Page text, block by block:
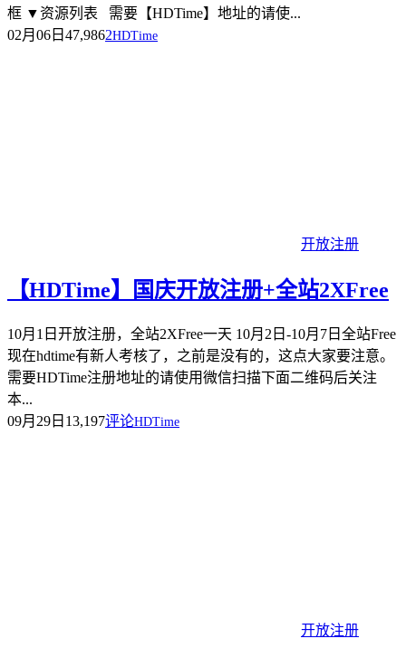
框 ▼资源列表 需要【HDTime】地址的请使...
02月06日 47,9862HDTime
开放注册
【HDTime】国庆开放注册+全站2XFree
​10月1日开放注册，全站2XFree一天 10月2日-10月7日全站Free
现在hdtime有新人考核了，之前是没有的，这点大家要注意。
需要HDTime注册地址的请使用微信扫描下面二维码后关注
本...
09月29日 13,197评论HDTime
开放注册